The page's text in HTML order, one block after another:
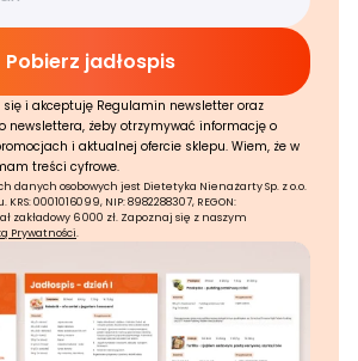
się i akceptuję Regulamin newsletter oraz
newslettera, żeby otrzymywać informację o
i aktualnej ofercie sklepu. Wiem, że w
treści cyfrowe.
danych osobowych jest Dietetyka Nienażarty Sp. z o.o.
0001016099, NIP: 8982288307, REGON:
zakładowy 6 000 zł. Zapoznaj się z naszym
Prywatności.